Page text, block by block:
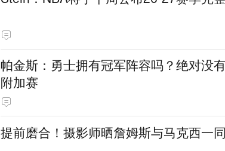
帕金斯：勇士拥有冠军阵容吗？绝对没
附加赛
提前磨合！摄影师晒詹姆斯与马克西一